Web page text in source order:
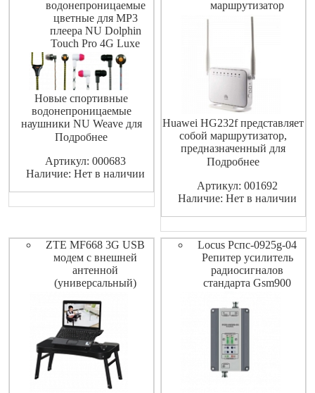
водонепроницаемые
цветные для MP3
плеера NU Dolphin
Touch Pro 4G Luxe
Новые спортивные
водонепроницаемые
наушники NU Weave для
MP3 плеера NU Dolphin
Подробнее
Артикул: 000683
Наличие: Нет в наличии
маршрутизатор
Huawei HG232f представляет
собой маршрутизатор,
предназначенный для
организации доступа в
устройств в офисе и дома.
Для этого в данном аппарате
Ethernet. Этот роутер также
обеспечивает
Подробнее
Артикул: 001692
Наличие: Нет в наличии
ZTE MF668 3G USB
модем с внешней
антенной
(универсальный)
Locus Рспс-0925g-04
Репитер усилитель
радиосигналов
стандарта Gsm900